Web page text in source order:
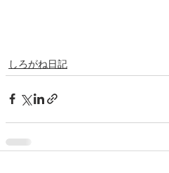
しろがね日記